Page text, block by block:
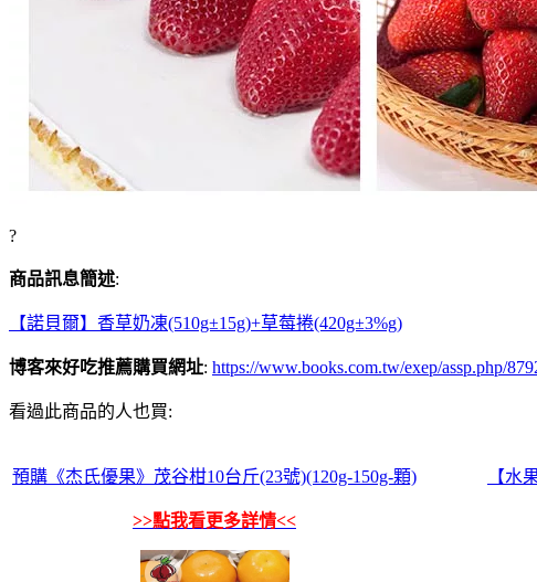
?
商品訊息簡述:
【諾貝爾】香草奶凍(510g±15g)+草莓捲(420g±3%g)
博客來好吃推薦購買網址: https://www.books.com.tw/exep/assp.php/
看過此商品的人也買:
預購《杰氏優果》茂谷柑10台斤(23號)(120g-150g-顆)
>>點我看更多詳情<<
【水